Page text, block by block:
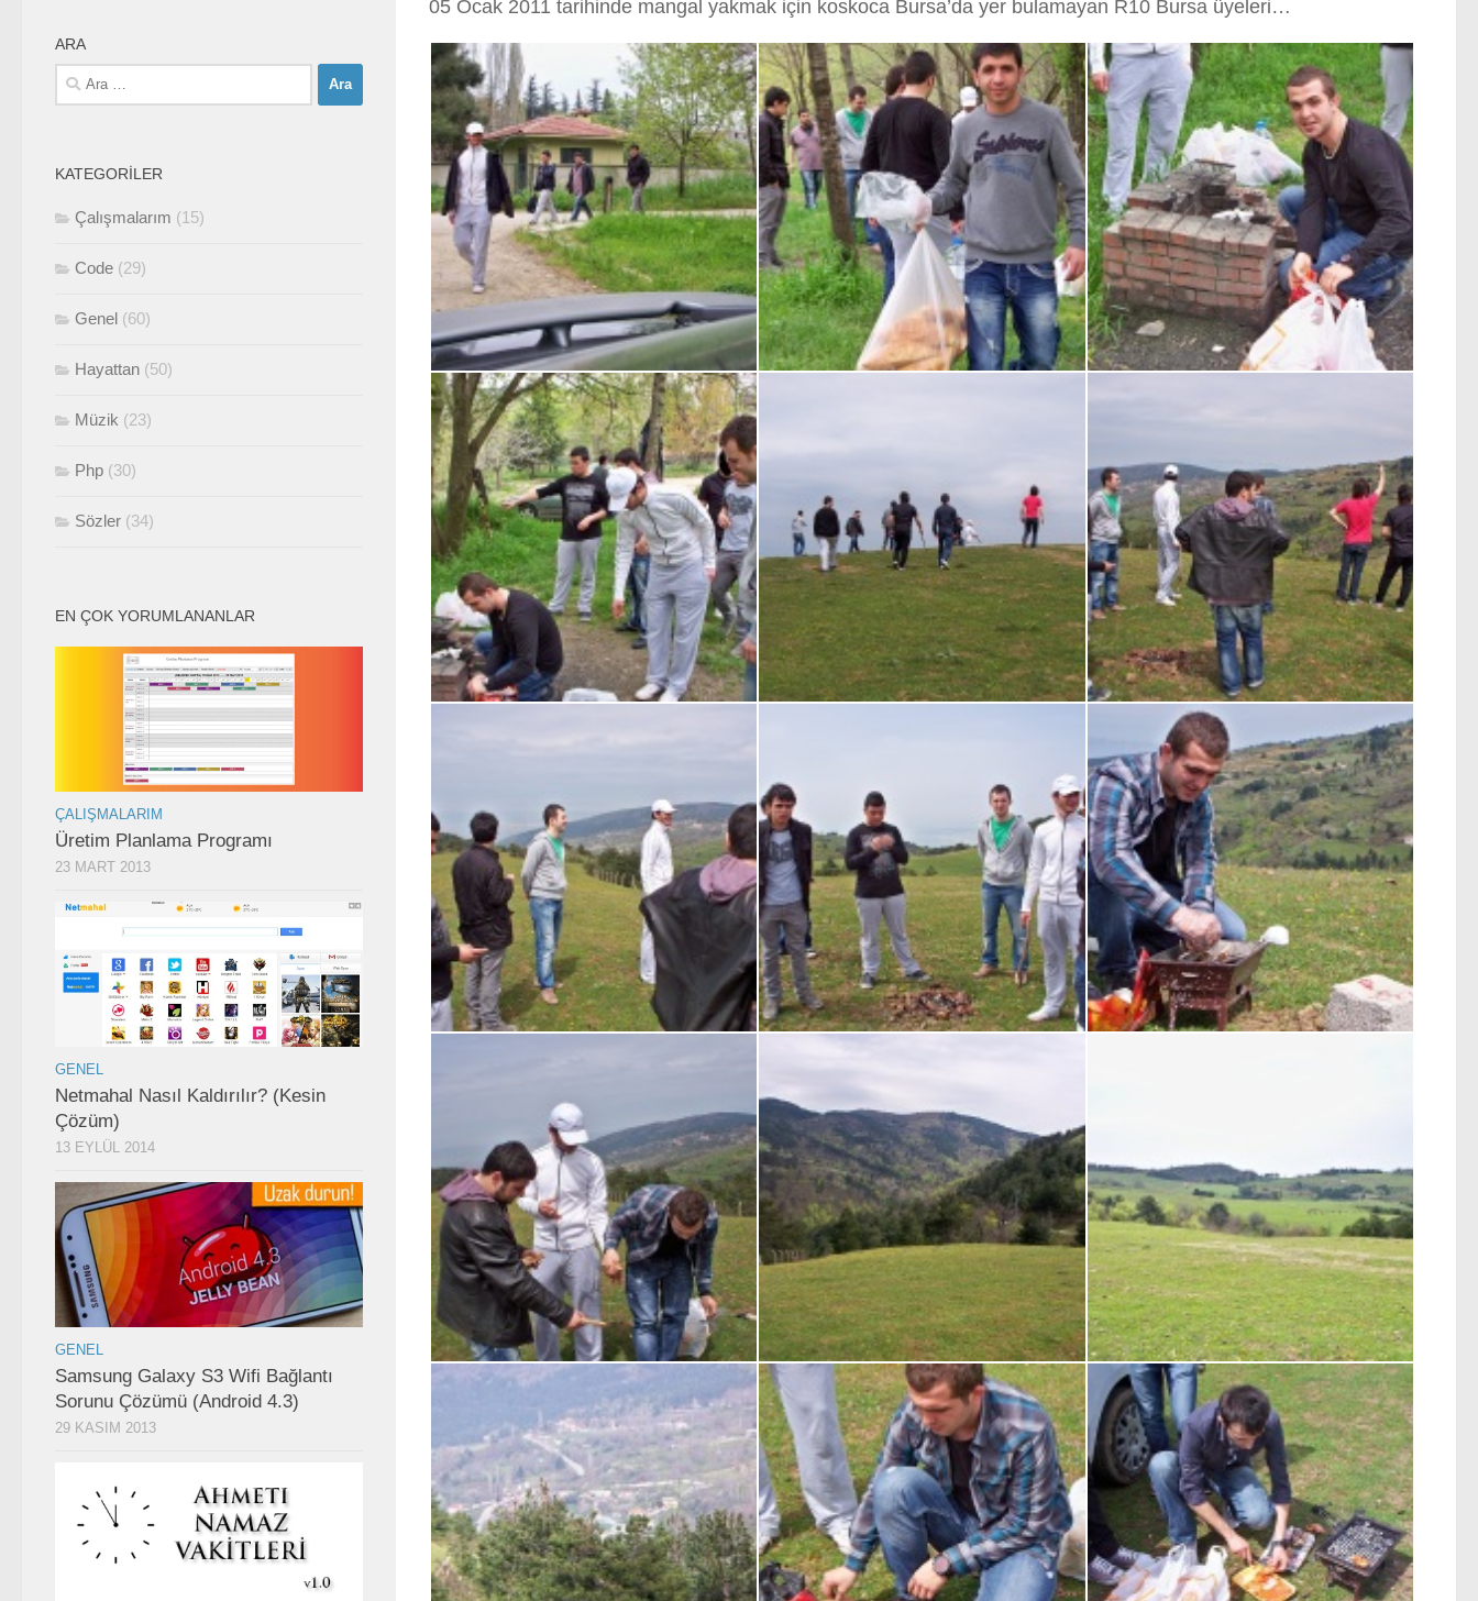
05 Ocak 2011 tarihinde mangal yakmak için koskoca Bursa’da yer bulamayan R10 Bursa üyeleri…
ARA
Arama:
KATEGORILER
Çalışmalarım (15)
Code (29)
Genel (60)
Hayattan (50)
Müzik (23)
Php (30)
Sözler (34)
EN ÇOK YORUMLANANLAR
ÇALIŞMALARIM
Üretim Planlama Programı
23 MART 2013
GENEL
Netmahal Nasıl Kaldırılır? (Kesin
Çözüm)
13 EYLÜL 2014
GENEL
Samsung Galaxy S3 Wifi Bağlantı
Sorunu Çözümü (Android 4.3)
29 KASIM 2013